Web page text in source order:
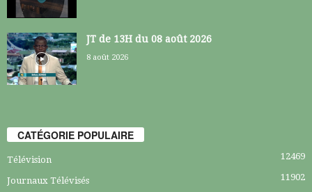
JT de 13H du 08 août 2026
8 août 2026
CATÉGORIE POPULAIRE
Télévision 12469
Journaux Télévisés 11902